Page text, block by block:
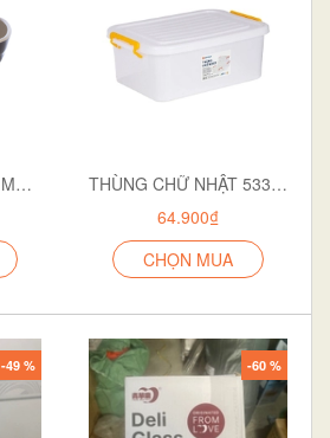
BÁT CƠM VUÔNG 2 MÀU 6807
THÙNG CHỮ NHẬT 5332 TRẮNG ĐỤC
64.900₫
CHỌN MUA
-49 % -60 %